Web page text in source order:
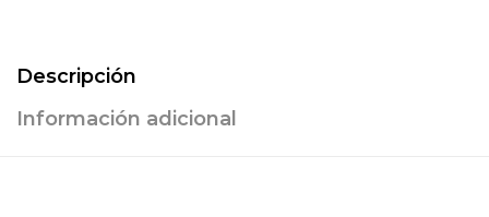
Descripción
Información adicional